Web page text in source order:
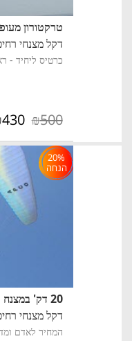
טרקטורון מעופף ל20
דקל מצנחי
כרטיס ליחיד -
₪500
430
20%
הנחה
20 דק' במצנח רחיפה – דקל
דקל מצנחי
המחיר לאדם